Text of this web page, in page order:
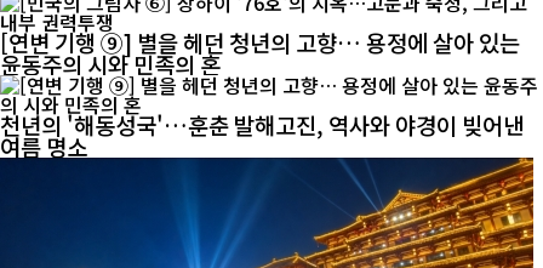
[연변 기행 ⑨] 별을 헤던 청년의 고향… 용정에 살아 있는
윤동주의 시와 민족의 혼
천년의 '해동성국'…훈춘 발해고진, 역사와 야경이 빚어낸
여름 명소